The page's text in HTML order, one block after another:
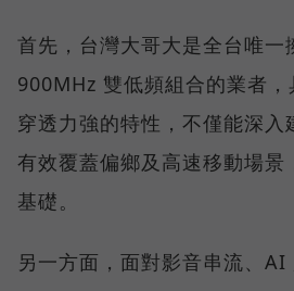
首先，台灣大哥大是全台唯一
900MHz 雙低頻組合的業者，
穿透力強的特性，不僅能深入
有效覆蓋偏鄉及高速移動場景
基礎。
另一方面，面對影音串流、